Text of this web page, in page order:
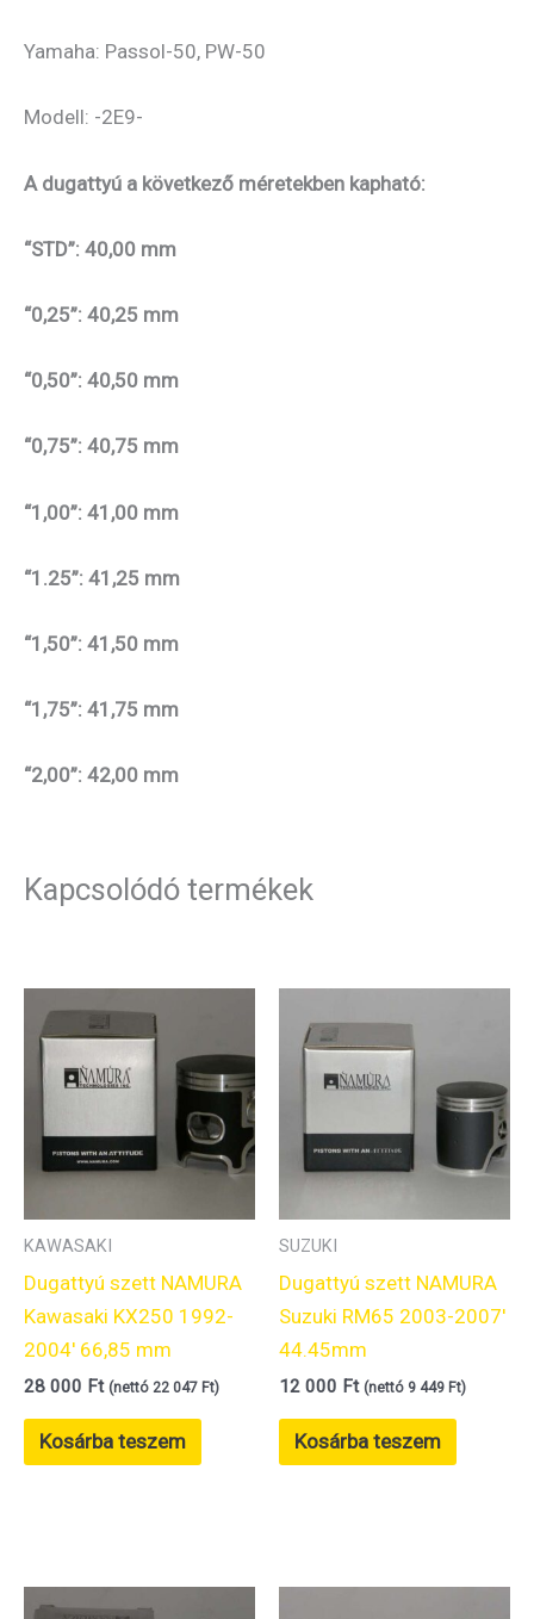
Yamaha: Passol-50, PW-50
Modell: -2E9-
A dugattyú a következő méretekben kapható:
“STD”: 40,00 mm
“0,25”: 40,25 mm
“0,50”: 40,50 mm
“0,75”: 40,75 mm
“1,00”: 41,00 mm
“1.25”: 41,25 mm
“1,50”: 41,50 mm
“1,75”: 41,75 mm
“2,00”: 42,00 mm
Kapcsolódó termékek
KAWASAKI
Dugattyú szett NAMURA
Kawasaki KX250 1992-
2004′ 66,85 mm
28 000 Ft (nettó 22 047 Ft)
Kosárba teszem
SUZUKI
Dugattyú szett NAMURA
Suzuki RM65 2003-2007′
44.45mm
12 000 Ft (nettó 9 449 Ft)
Kosárba teszem